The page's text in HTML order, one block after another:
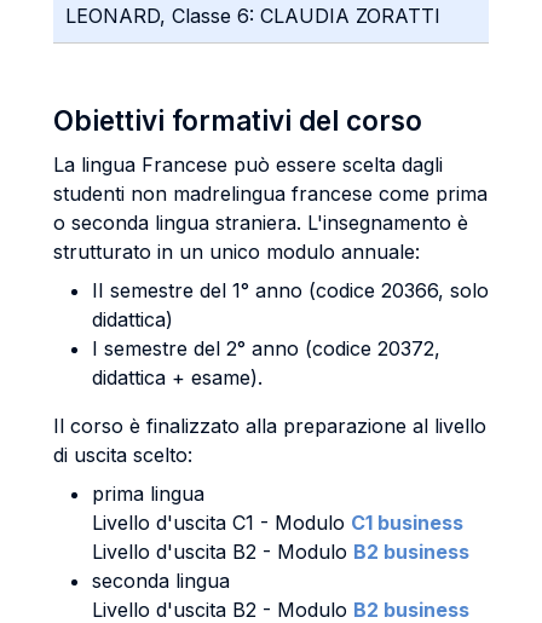
LEONARD, Classe 6: CLAUDIA ZORATTI
Obiettivi formativi del corso
La lingua Francese può essere scelta dagli
studenti non madrelingua francese come prima
o seconda lingua straniera. L'insegnamento è
strutturato in un unico modulo annuale:
II semestre del 1° anno (codice 20366, solo
didattica)
I semestre del 2° anno (codice 20372,
didattica + esame).
Il corso è finalizzato alla preparazione al livello
di uscita scelto:
prima lingua
Livello d'uscita C1 - Modulo C1 business
Livello d'uscita B2 - Modulo B2 business
seconda lingua
Livello d'uscita B2 - Modulo B2 business